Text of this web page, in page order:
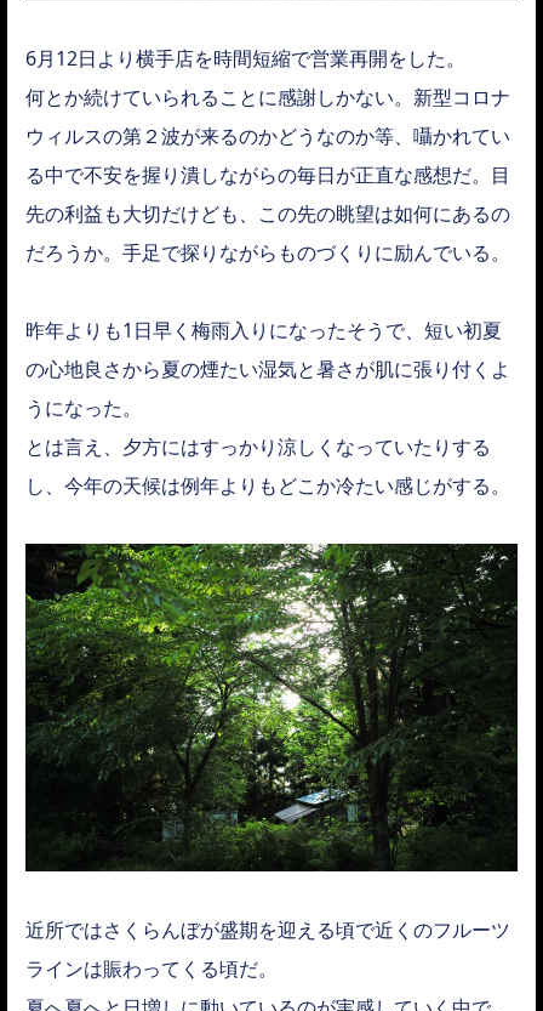
6月12日より横手店を時間短縮で営業再開をした。
何とか続けていられることに感謝しかない。新型コロナ
ウィルスの第２波が来るのかどうなのか等、囁かれてい
る中で不安を握り潰しながらの毎日が正直な感想だ。目
先の利益も大切だけども、この先の眺望は如何にあるの
だろうか。手足で探りながらものづくりに励んでいる。
昨年よりも1日早く梅雨入りになったそうで、短い初夏
の心地良さから夏の煙たい湿気と暑さが肌に張り付くよ
うになった。
とは言え、夕方にはすっかり涼しくなっていたりする
し、今年の天候は例年よりもどこか冷たい感じがする。
近所ではさくらんぼが盛期を迎える頃で近くのフルーツ
ラインは賑わってくる頃だ。